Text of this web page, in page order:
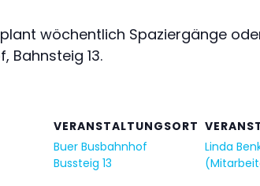
wöchentlich Spaziergänge
Bahnsteig 13.
VERANSTALTUNGSORT
Buer Busbahnhof
Bussteig 13
Linda